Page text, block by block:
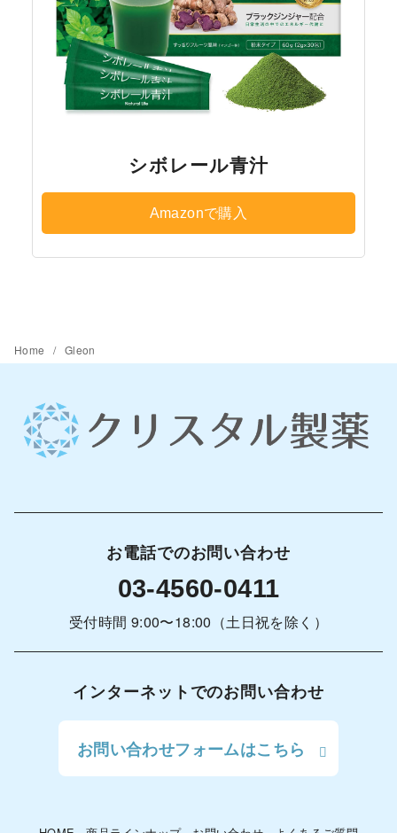
シボレール青汁
Amazonで購入
Home Gleon
お電話でのお問い合わせ
03-4560-0411
受付時間 9:00〜18:00（土日祝を除く）
インターネットでのお問い合わせ
お問い合わせフォームはこちら